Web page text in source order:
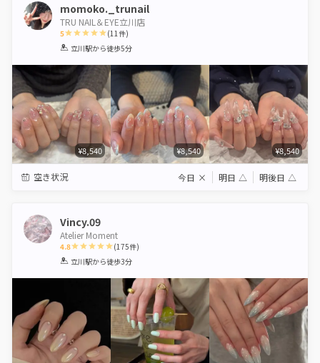
momoko._trunail
TRU NAIL＆EYE立川店
5
1 2 3 4 5
(11件)
立川駅から徒歩5分
¥8,540 ¥8,540 ¥8,540
空き状況 今日 × 明日 △ 明後日 △
Vincy.09
Atelier Moment
4.8
1 2 3 4 5
(175件)
立川駅から徒歩3分